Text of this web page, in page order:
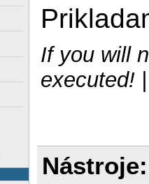
If you will
executed!
Nástroje: